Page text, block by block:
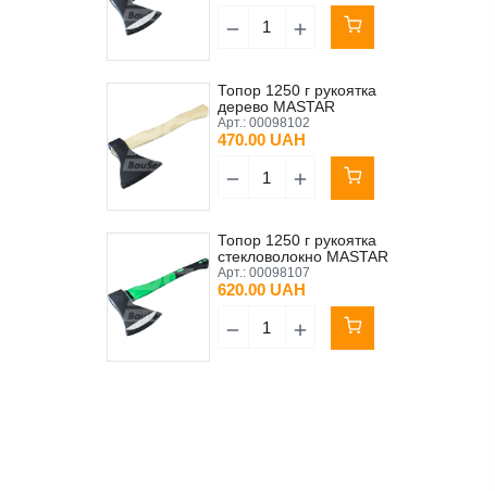
Топор 1250 г рукоятка
дерево MASTAR
Арт.: 00098102
470.00 UAH
Топор 1250 г рукоятка
стекловолокно MASTAR
Арт.: 00098107
620.00 UAH